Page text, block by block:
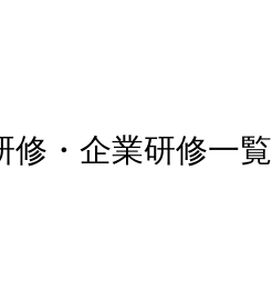
修・企業研修一覧